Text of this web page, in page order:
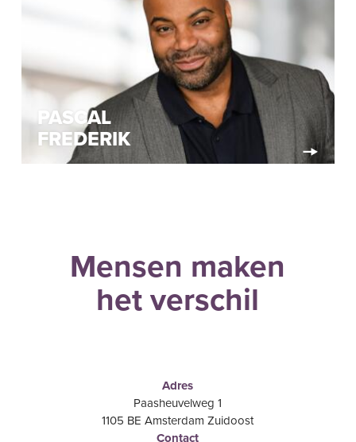
PASCAL
FREDERIK
Mensen maken
het verschil
Adres
Paasheuvelweg 1
1105 BE Amsterdam Zuidoost
Contact